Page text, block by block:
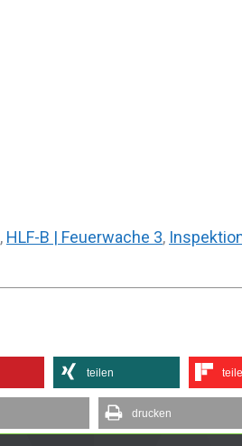
, HLF-B | Feuerwache 3,
teilen
drucken